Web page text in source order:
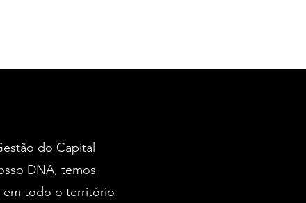
do Capital
DNA, temos
em todo o território